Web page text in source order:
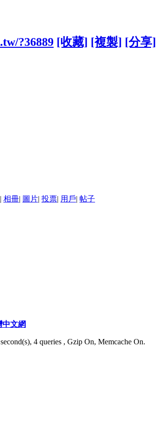
?36889 [收藏] [複製] [分享]
| 相冊| 圖片| 投票| 用戶| 帖子
文網
4 queries , Gzip On, Memcache On.